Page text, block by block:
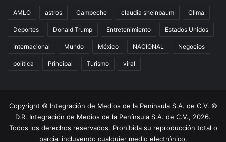
AMLO astros Campeche claudia sheinbaum Clima
Deportes Donald Trump Entretenimiento Estados Unidos
Internacional Mundo México NACIONAL Negocios
política Principal Turismo viral
Copyright © Integración de Medios de la Península S.A. de C.V. ©
D.R. Integración de Medios de la Península S.A. de C.V., 2026.
Todos los derechos reservados. Prohibida su reproducción total o
parcial incluyendo cualquier medio electrónico.